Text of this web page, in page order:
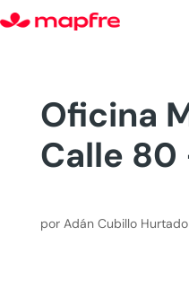
Oficina
Calle 80
por Adán Cubillo Hurtado